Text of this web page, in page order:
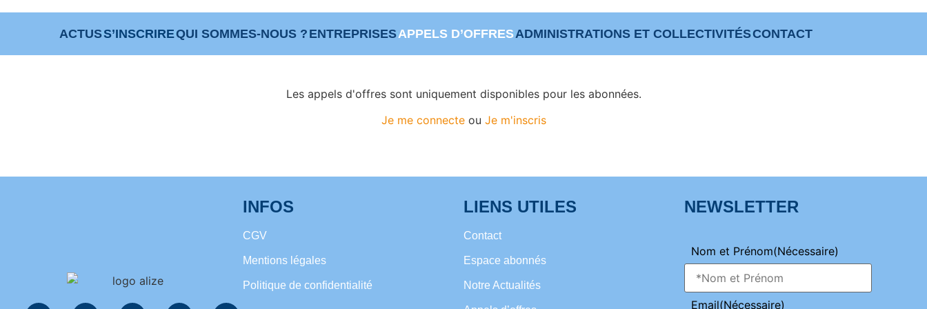
ACTUSS’INSCRIREQUI SOMMES-NOUS ? ENTREPRISESAPPELS D’OFFRESADMINISTRATIONS ET COLLECTIVITÉSCONTACT
Les appels d'offres sont uniquement disponibles pour les abonnées.
Je me connecteou Je m'inscris
INFOS
CGV
Mentions légales
Politique de confidentialité
LIENS UTILES
Contact
Espace abonnés
Notre Actualités
NEWSLETTER
Nom et Prénom(Nécessaire)
Email(Nécessaire)